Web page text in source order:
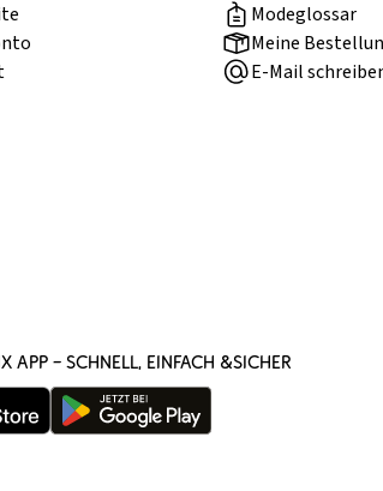
Modeglossar
Meine
E-Mail
APP – SCHNELL, EINFACH &SICHER